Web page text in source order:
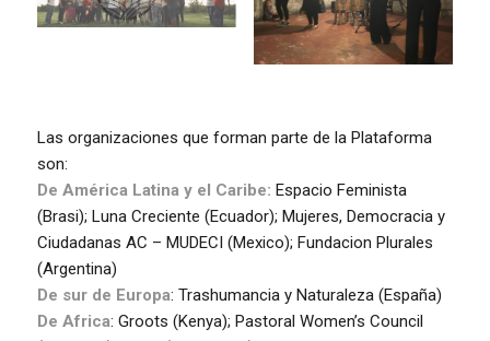
Las organizaciones que forman parte de la Plataforma
son:
De América Latina y el Caribe: Espacio Feminista
(Brasi); Luna Creciente (Ecuador); Mujeres, Democracia y
Ciudadanas AC – MUDECI (Mexico); Fundacion Plurales
(Argentina)
De sur de Europa: Trashumancia y Naturaleza (España)
De Africa: Groots (Kenya); Pastoral Women’s Council